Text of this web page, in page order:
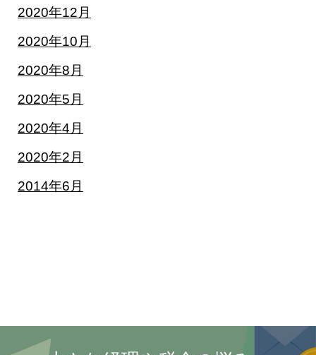
2020年12月
2020年10月
2020年8月
2020年5月
2020年4月
2020年2月
2014年6月